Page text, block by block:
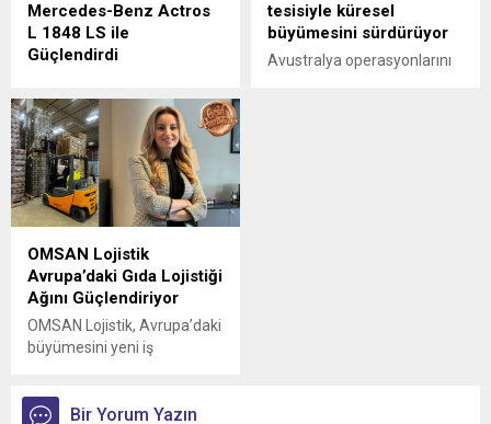
Mercedes-Benz Actros
L 1848 LS ile
Güçlendirdi
yılından bu yana uluslararası
lojistik alanında faaliyet
gösteren Tur Transit
Lojistik’e 50 adet Mercedes-
Benz Actros L 1848 LS
teslimatı gerçekleştirdi.
tesisiyle küresel
büyümesini sürdürüyor
Avustralya operasyonlarını
OMSAN Lojistik
Avrupa’daki Gıda Lojistiği
Ağını Güçlendiriyor
OMSAN Lojistik, Avrupa’daki
büyümesini yeni iş
Bir Yorum Yazın